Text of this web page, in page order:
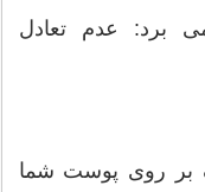
برد: عدم تعادل
بر روی پوست شما